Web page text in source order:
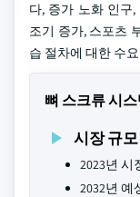
다, 증가 노화 인구
조기 증가, 스포츠
습 절차에 대한 수
뼈 스크류 시
시장 규
2023년 시
2032년 예